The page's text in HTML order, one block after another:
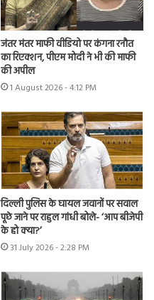
जंतर मंतर माफी वीडियो पर कंगना रनौत
का रिएक्शन, पीएम मोदी ने भी की माफी
की अपील
1 August 2026 - 4:12 PM
दिल्ली पुलिस के घायल जवानों पर सवाल
पूछे जाने पर राहुल गांधी बोले- ‘आप बीजेपी
के हो क्या?’
31 July 2026 - 2:28 PM